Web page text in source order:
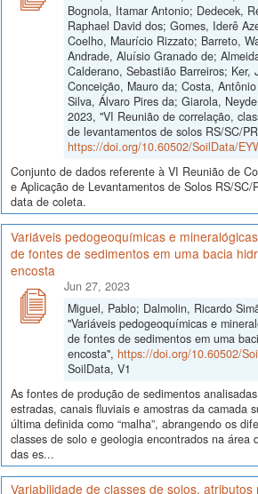
Bognola, Itamar Antonio; Dedecek,
Raphael David dos; Gomes, Iderê
Coelho, Maurício Rizzato; Barreto,
Andrade, Aluísio Granado de;
Calderano, Sebastião Barreiros; Ker,
Conceição, Mauro da; Costa,
Silva, Álvaro Pires da; Giarola,
2023, "VI Reunião de correlação,
de levantamentos de solos RS/SC/
https://doi.org/10.60502/SoilData/
Conjunto de dados referente à VI Reunião de
e Aplicação de Levantamentos de Solos RS/
data de coleta.
Variáveis pedogeoquímicas e
de fontes de sedimentos em uma bacia
encosta
Jun 27, 2023
Miguel, Pablo; Dalmolin, Ricardo
"Variáveis pedogeoquímicas e
de fontes de sedimentos em uma
encosta", https://doi.org/10.60502/
SoilData, V1
As fontes de produção de sedimentos
estradas, canais fluviais e amostras da camada
última definida como “malha”, abrangendo os
classes de solo e geologia encontrados na área
das es...
Variabilidade de classes de solos, atributos